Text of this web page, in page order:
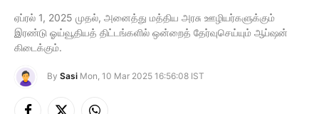
ஏப்ரல் 1, 2025 முதல், அனைத்து மத்திய அரசு ஊழியர்களுக்கும்
இரண்டு ஓய்வூதியத் திட்டங்களில் ஒன்றைத் தேர்வுசெய்யும் ஆப்ஷன்
கிடைக்கும்.
By Sasi Mon, 10 Mar 2025 16:56:08 IST